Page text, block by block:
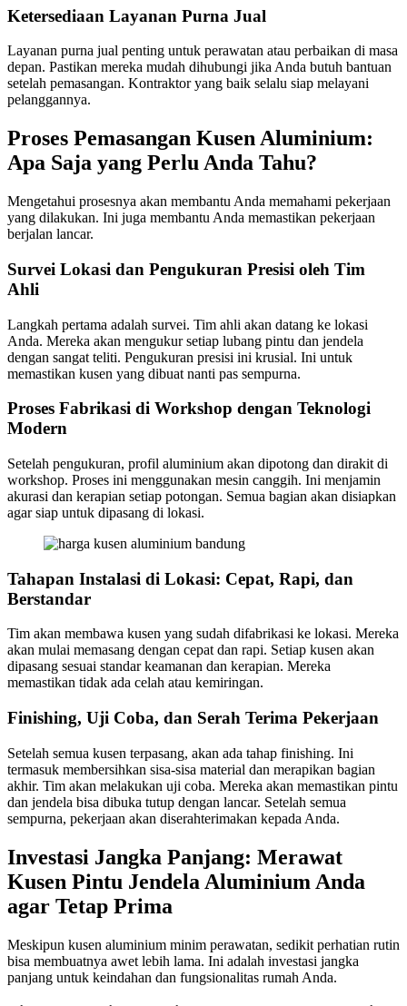
Ketersediaan Layanan Purna Jual
Layanan purna jual penting untuk perawatan atau perbaikan di masa
depan. Pastikan mereka mudah dihubungi jika Anda butuh bantuan
setelah pemasangan. Kontraktor yang baik selalu siap melayani
pelanggannya.
Proses Pemasangan Kusen Aluminium:
Apa Saja yang Perlu Anda Tahu?
Mengetahui prosesnya akan membantu Anda memahami pekerjaan
yang dilakukan. Ini juga membantu Anda memastikan pekerjaan
berjalan lancar.
Survei Lokasi dan Pengukuran Presisi oleh Tim
Ahli
Langkah pertama adalah survei. Tim ahli akan datang ke lokasi
Anda. Mereka akan mengukur setiap lubang pintu dan jendela
dengan sangat teliti. Pengukuran presisi ini krusial. Ini untuk
memastikan kusen yang dibuat nanti pas sempurna.
Proses Fabrikasi di Workshop dengan Teknologi
Modern
Setelah pengukuran, profil aluminium akan dipotong dan dirakit di
workshop. Proses ini menggunakan mesin canggih. Ini menjamin
akurasi dan kerapian setiap potongan. Semua bagian akan disiapkan
agar siap untuk dipasang di lokasi.
Tahapan Instalasi di Lokasi: Cepat, Rapi, dan
Berstandar
Tim akan membawa kusen yang sudah difabrikasi ke lokasi. Mereka
akan mulai memasang dengan cepat dan rapi. Setiap kusen akan
dipasang sesuai standar keamanan dan kerapian. Mereka
memastikan tidak ada celah atau kemiringan.
Finishing, Uji Coba, dan Serah Terima Pekerjaan
Setelah semua kusen terpasang, akan ada tahap finishing. Ini
termasuk membersihkan sisa-sisa material dan merapikan bagian
akhir. Tim akan melakukan uji coba. Mereka akan memastikan pintu
dan jendela bisa dibuka tutup dengan lancar. Setelah semua
sempurna, pekerjaan akan diserahterimakan kepada Anda.
Investasi Jangka Panjang: Merawat
Kusen Pintu Jendela Aluminium Anda
agar Tetap Prima
Meskipun kusen aluminium minim perawatan, sedikit perhatian rutin
bisa membuatnya awet lebih lama. Ini adalah investasi jangka
panjang untuk keindahan dan fungsionalitas rumah Anda.